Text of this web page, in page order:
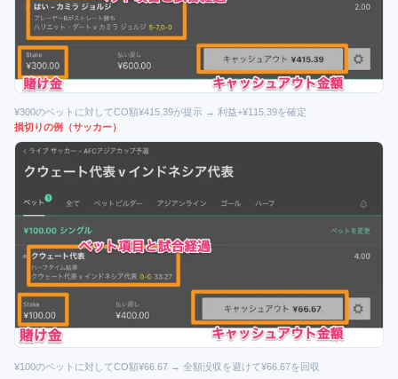
¥300のベットに対してCO額¥415.39が提示 → 利益+¥115.39を確定
損切りの例（サッカー）
¥100のベットに対してCO額¥66.67 → 全額没収を避けて¥66.67を回収